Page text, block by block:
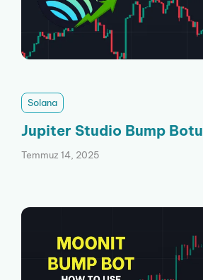
Solana
Jupiter Studio Bump Botu
Temmuz 14, 2025